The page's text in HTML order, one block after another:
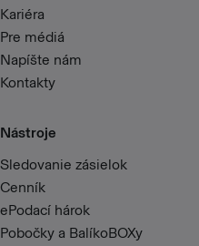
Kariéra
Pre médiá
Napíšte nám
Kontakty
Nástroje
Sledovanie zásielok
Cenník
ePodací hárok
Pobočky a BalíkoBOXy